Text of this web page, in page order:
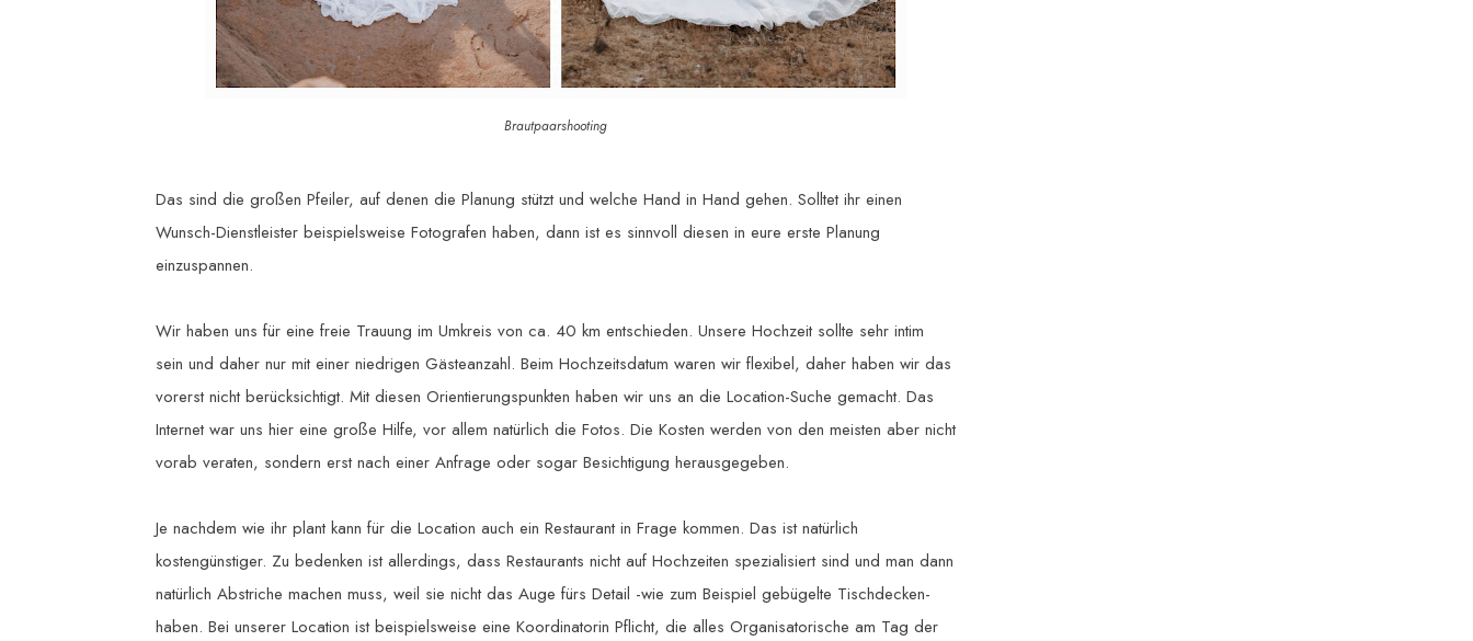
Brautpaarshooting
Das sind die großen Pfeiler, auf denen die Planung stützt und welche Hand in Hand gehen. Solltet ihr einen
Wunsch-Dienstleister beispielsweise Fotografen haben, dann ist es sinnvoll diesen in eure erste Planung
einzuspannen.
Wir haben uns für eine freie Trauung im Umkreis von ca. 40 km entschieden. Unsere Hochzeit sollte sehr intim
sein und daher nur mit einer niedrigen Gästeanzahl. Beim Hochzeitsdatum waren wir flexibel, daher haben wir das
vorerst nicht berücksichtigt. Mit diesen Orientierungspunkten haben wir uns an die Location-Suche gemacht. Das
Internet war uns hier eine große Hilfe, vor allem natürlich die Fotos. Die Kosten werden von den meisten aber nicht
vorab veraten, sondern erst nach einer Anfrage oder sogar Besichtigung herausgegeben.
Je nachdem wie ihr plant kann für die Location auch ein Restaurant in Frage kommen. Das ist natürlich
kostengünstiger. Zu bedenken ist allerdings, dass Restaurants nicht auf Hochzeiten spezialisiert sind und man dann
natürlich Abstriche machen muss, weil sie nicht das Auge fürs Detail -wie zum Beispiel gebügelte Tischdecken-
haben. Bei unserer Location ist beispielsweise eine Koordinatorin Pflicht, die alles Organisatorische am Tag der